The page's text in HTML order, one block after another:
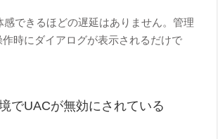
感できるほどの遅延はありません。管理
時にダイアログが表示されるだけで
でUACが無効にされている